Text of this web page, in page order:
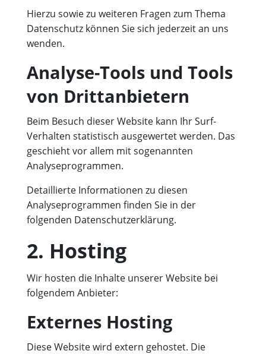
Hierzu sowie zu weiteren Fragen zum Thema
Datenschutz können Sie sich jederzeit an uns
wenden.
Analyse-Tools und Tools
von Dritt­anbietern
Beim Besuch dieser Website kann Ihr Surf-
Verhalten statistisch ausgewertet werden. Das
geschieht vor allem mit sogenannten
Analyseprogrammen.
Detaillierte Informationen zu diesen
Analyseprogrammen finden Sie in der
folgenden Datenschutzerklärung.
2. Hosting
Wir hosten die Inhalte unserer Website bei
folgendem Anbieter:
Externes Hosting
Diese Website wird extern gehostet. Die